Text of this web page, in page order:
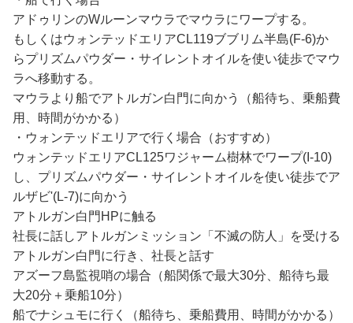
アドゥリンのWルーンマウラでマウラにワープする。
もしくはウォンテッドエリアCL119ブブリム半島(F-6)か
らプリズムパウダー・サイレントオイルを使い徒歩でマウ
ラへ移動する。
マウラより船でアトルガン白門に向かう（船待ち、乗船費
用、時間がかかる）
・ウォンテッドエリアで行く場合（おすすめ）
ウォンテッドエリアCL125ワジャーム樹林でワープ(I-10)
し、プリズムパウダー・サイレントオイルを使い徒歩でア
ルザビ'(L-7)に向かう
アトルガン白門HPに触る
社長に話しアトルガンミッション「不滅の防人」を受ける
アトルガン白門に行き、社長と話す
アズーフ島監視哨の場合（船関係で最大30分、船待ち最
大20分＋乗船10分）
船でナシュモに行く（船待ち、乗船費用、時間がかかる）